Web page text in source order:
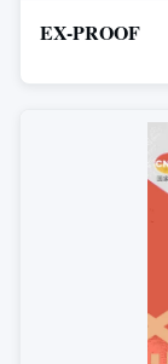
EX-PROOF